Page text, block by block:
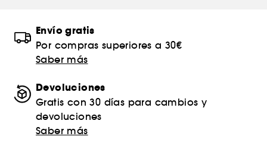
Envío gratis
Por compras superiores a 30€
Saber más
Devoluciones
Gratis con 30 días para cambios y
devoluciones
Saber más